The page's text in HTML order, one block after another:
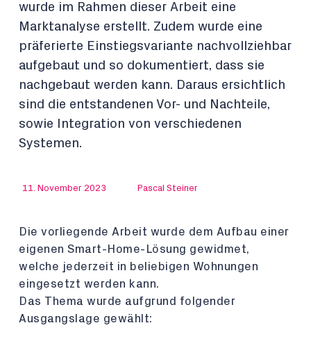
wurde im Rahmen dieser Arbeit eine
Marktanalyse erstellt. Zudem wurde eine
präferierte Einstiegsvariante nachvollziehbar
aufgebaut und so dokumentiert, dass sie
nachgebaut werden kann. Daraus ersichtlich
sind die entstandenen Vor- und Nachteile,
sowie Integration von verschiedenen
Systemen.
11. November 2023 Pascal Steiner
Die vorliegende Arbeit wurde dem Aufbau einer
eigenen Smart-Home-Lösung gewidmet,
welche jederzeit in beliebigen Wohnungen
eingesetzt werden kann.
Das Thema wurde aufgrund folgender
Ausgangslage gewählt: